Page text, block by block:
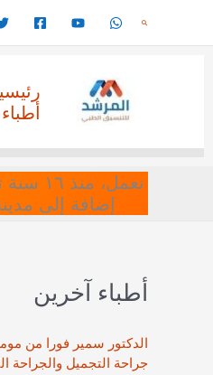
البحث
إضافة إلى
أطباء آخرين
الدكتور سمير فورا من
جراحة التجميل والجراحة